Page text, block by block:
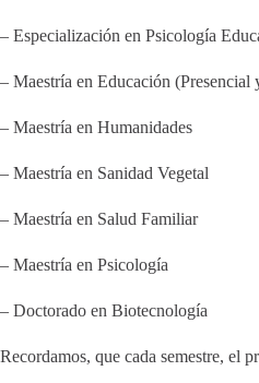
– Especialización en Psicología
– Maestría en Educación (Presencial
– Maestría en Humanidades
– Maestría en Sanidad Vegetal
– Maestría en Salud Familiar
– Maestría en Psicología
– Doctorado en Biotecnología
Recordamos, que cada semestre, el